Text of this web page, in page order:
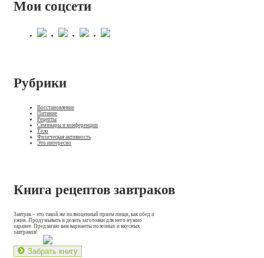
Мои соцсети
Рубрики
Восстановление
Питание
Рецепты
Семинары и конференции
Тело
Физическая активность
Это интересно
Книга рецептов завтраков
Завтрак – это такой же полноценный прием пищи, как обед и
ужин. Продумывать и делать заготовки для него нужно
заранее. Предлагаю вам варианты полезных и вкусных
завтраков!
Забрать книгу